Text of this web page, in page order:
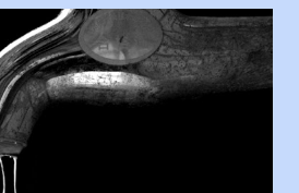
1964 Adana Yüzme
yaşında kara kuru bir kız çocuğu
Adana Demirspor Kulübü
Küçük kız etrafına bakıyor.
Nesrin, Adana Demirspor’un 4
havuza. 1973 – 1975